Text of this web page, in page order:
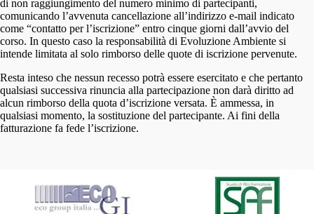
di non raggiungimento del numero minimo di partecipanti,
comunicando l’avvenuta cancellazione all’indirizzo e-mail indicato
come “contatto per l’iscrizione” entro cinque giorni dall’avvio del
corso. In questo caso la responsabilità di Evoluzione Ambiente si
intende limitata al solo rimborso delle quote di iscrizione pervenute.
Resta inteso che nessun recesso potrà essere esercitato e che pertanto
qualsiasi successiva rinuncia alla partecipazione non darà diritto ad
alcun rimborso della quota d’iscrizione versata. È ammessa, in
qualsiasi momento, la sostituzione del partecipante. Ai fini della
fatturazione fa fede l’iscrizione.